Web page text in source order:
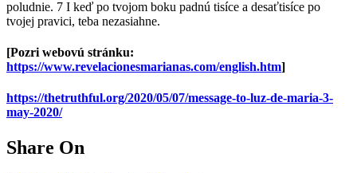
poludnie. 7 I keď po tvojom boku padnú tisíce a desaťtisíce po
tvojej pravici, teba nezasiahne.
[Pozri webovú stránku:
https://www.revelacionesmarianas.com/english.htm]
https://thetruthful.org/2020/05/07/message-to-luz-de-maria-3-
may-2020/
Share On